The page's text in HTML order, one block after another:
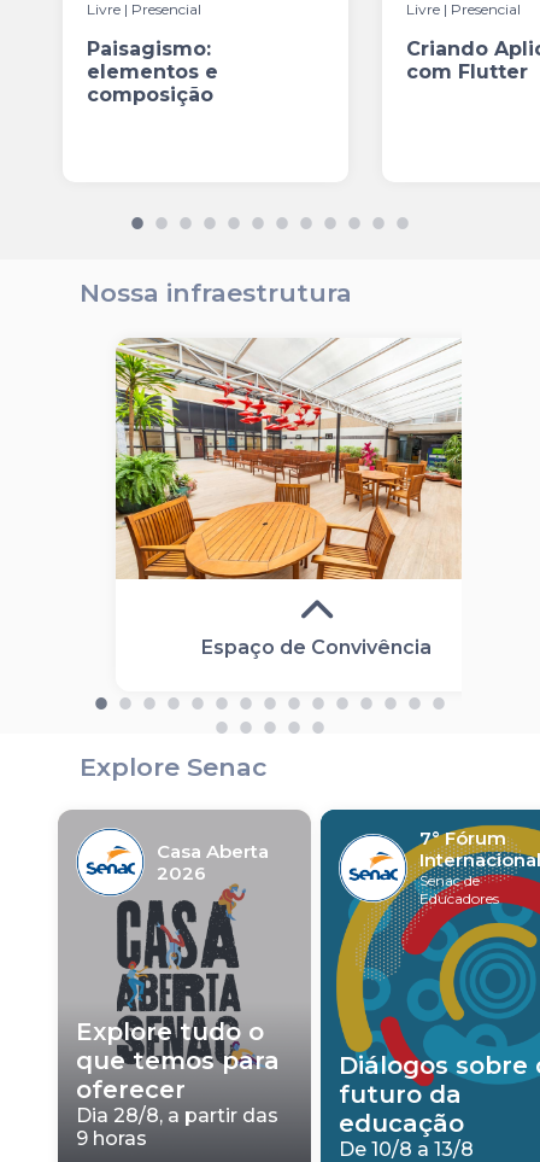
Livre | Presencial
Paisagismo:
elementos e
composição
Livre | Presencial
Criando
com Flutter
Nossa infraestrutura
Espaço de Convivência
Explore Senac
Casa Aberta
2026
Explore tudo o
que temos para
oferecer
Dia 28/8, a partir das
9 horas
7° Fórum
Internacional
Senac de
Educadores
Diálogos sobre
futuro da
educação
De 10/8 a 13/8